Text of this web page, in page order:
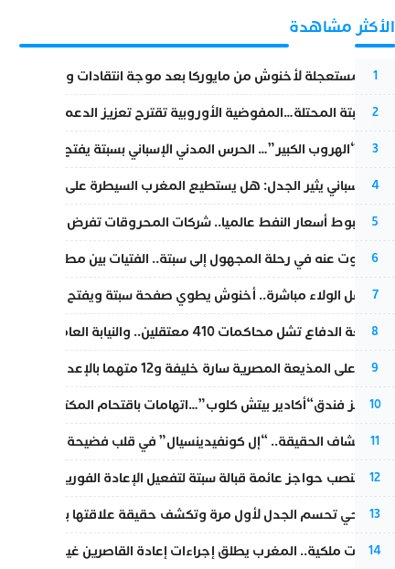
الأكثر مشاهدة
1
عودة مستعجلة لأخنوش من مايوركا بعد موجة انتقادات واسعة
2
أزمة سبتة المحتلة…المفوضية الأوروبية تقترح تعزيز الدعم المالي
3
عملية “الهروب الكبير”… الحرس المدني الإسباني بسبتة يفتح قناة
4
تقرير إسباني يثير الجدل: هل يستطيع المغرب السيطرة على سبتة
5
رغم هبوط أسعار النفط عالميا.. شركات المحروقات تفرض زيادة
6
المسكوت عنه في رحلة المجهول إلى سبتة.. الفتيات بين مطرقة البحر
7
بعد حفل الولاء مباشرة.. أخنوش يطوي صفحة سبتة ويفتح ملف
8
مقاطعة الدفاع تشل محاكمات 410 معتقلين.. والنيابة العامة تبحث عن حل قانوني
9
الحكم على المذيعة المصرية سارة خليفة و12 متهما بالإعدام في قضية هزت بلاد الفراعنة
10
أزمة تهز فندق“أكادير بيتش كلوب”…اتهامات باقتحام المكتب النقابي
11
بعد انكشاف الحقيقة.. “إل كونفيدينسيال” في قلب فضيحة صورة
12
إسبانيا تنصب حواجز عائمة قبالة سبتة لتفعيل الإعادة الفورية
13
نورا فتحي تحسم الجدل لأول مرة وتكشف حقيقة علاقتها بياسين بونو
14
بتعليمات ملكية.. المغرب يطلق إجراءات إعادة القاصرين غير